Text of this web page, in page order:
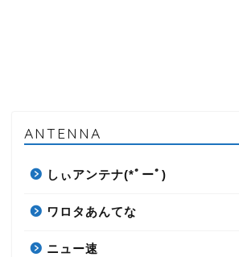
ANTENNA
しぃアンテナ(*ﾟーﾟ)
ワロタあんてな
ニュー速